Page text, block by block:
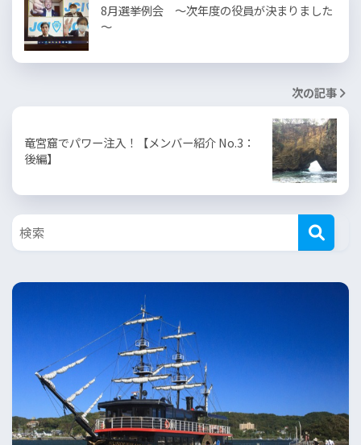
8月選挙例会 ～次年度の役員が決まりました
～
次の記事
竜宮窟でパワー注入！【メンバー紹介 No.3：
後編】